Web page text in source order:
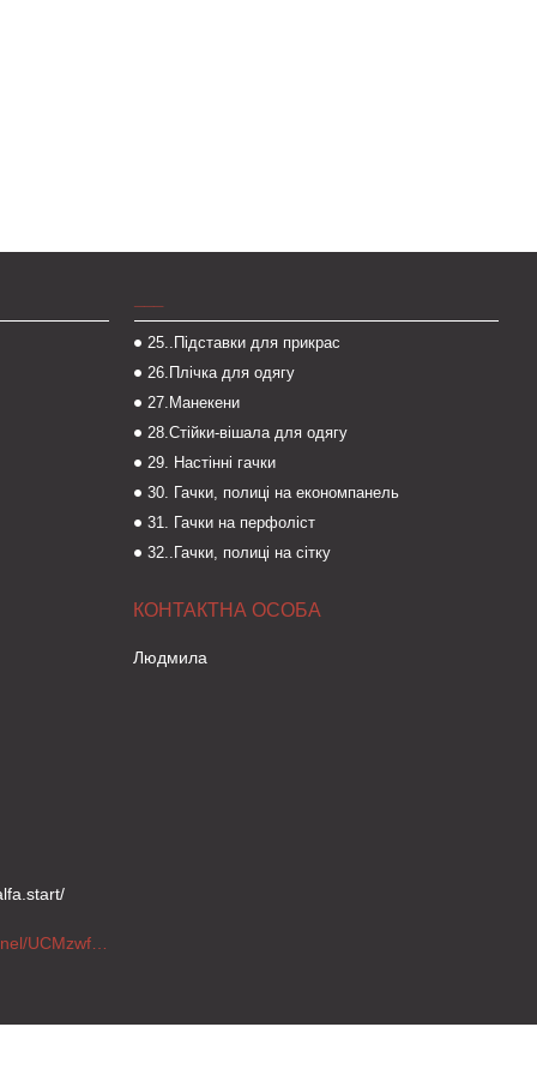
25..Підставки для прикрас
26.Плічка для одягу
27.Манекени
28.Стійки-вішала для одягу
29. Настінні гачки
30. Гачки, полиці на економпанель
31. Гачки на перфоліст
32..Гачки, полиці на сітку
https://www.youtube.com/channel/UCMzwfuPdxogFIKF_nELVFNw
Людмила